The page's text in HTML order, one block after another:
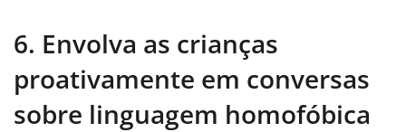
6. Envolva as crianças
proativamente em conversas
sobre linguagem homofóbica